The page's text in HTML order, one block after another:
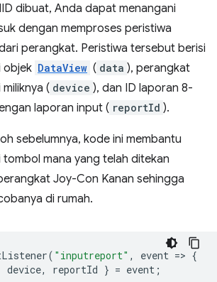
dibuat, Anda dapat menangani
dengan memproses peristiwa
perangkat. Peristiwa tersebut berisi
objek DataView ( data ), perangkat
( device ), dan ID laporan 8-
laporan input ( reportId ).
sebelumnya, kode ini membantu
mana yang telah ditekan
Joy-Con Kanan sehingga
di rumah.
( "inputreport" , event => {
device, reportId } = event ;